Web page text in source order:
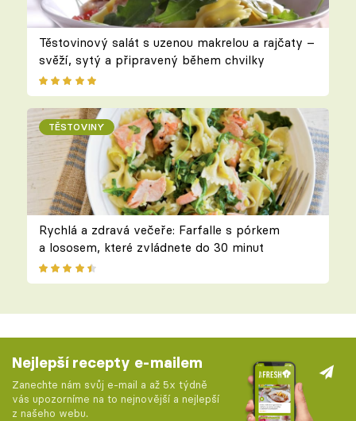
Těstovinový salát s uzenou makrelou a rajčaty –
svěží, sytý a připravený během chvilky
TĚSTOVINY
Rychlá a zdravá večeře: Farfalle s pórkem
a lososem, které zvládnete do 30 minut
Nejlepší recepty e-mailem
Zanechte nám svůj e-mail a až 5x týdně
vás upozorníme na to nejnovější a nejlepší
z našeho webu.